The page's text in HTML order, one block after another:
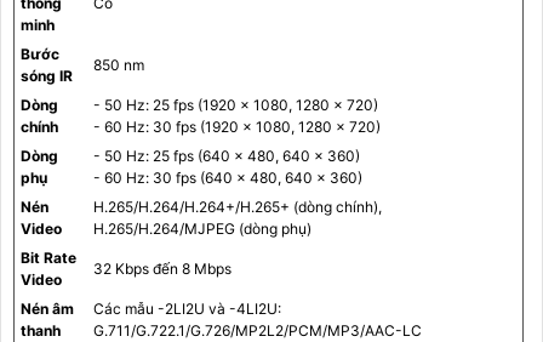
minh
Bước
sóng IR
850 nm
Dòng
chính
- 50 Hz: 25 fps (1920 × 1080, 1280 × 720)
- 60 Hz: 30 fps (1920 × 1080, 1280 × 720)
Dòng
phụ
- 50 Hz: 25 fps (640 × 480, 640 × 360)
- 60 Hz: 30 fps (640 × 480, 640 × 360)
Nén
Video
H.265/H.264/H.264+/H.265+ (dòng chính),
H.265/H.264/MJPEG (dòng phụ)
Bit Rate
Video
32 Kbps đến 8 Mbps
Nén âm
thanh
Các mẫu -2LI2U và -4LI2U:
G.711/G.722.1/G.726/MP2L2/PCM/MP3/AAC-LC